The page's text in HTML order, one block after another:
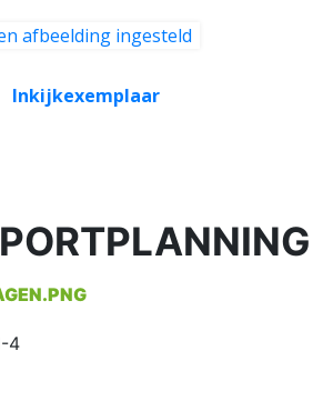
Inkijkexemplaar
4